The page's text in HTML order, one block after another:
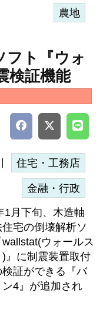
農地
フト『ウォ
検証機能
住宅・工務店
金融・行政
1月下旬、木造軸
宅の倒壊解析ソ
wallstat(ウォールス
)』に制震装置取付
検証ができる『バ
ン4』が追加され